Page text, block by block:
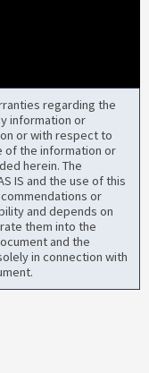
regarding the
information or
or with respect to
of the information or
herein. The
IS and the use of this
or
and depends on
them into the
and the
in connection with